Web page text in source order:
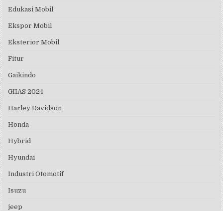
Edukasi Mobil
Ekspor Mobil
Eksterior Mobil
Fitur
Gaikindo
GIIAS 2024
Harley Davidson
Honda
Hybrid
Hyundai
Industri Otomotif
Isuzu
jeep